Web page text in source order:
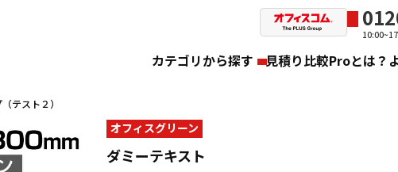
電
話
号：
カテゴリから探す 見積り比較Proとは？
テスト２）
オフィスグリーン
ダミーテキスト